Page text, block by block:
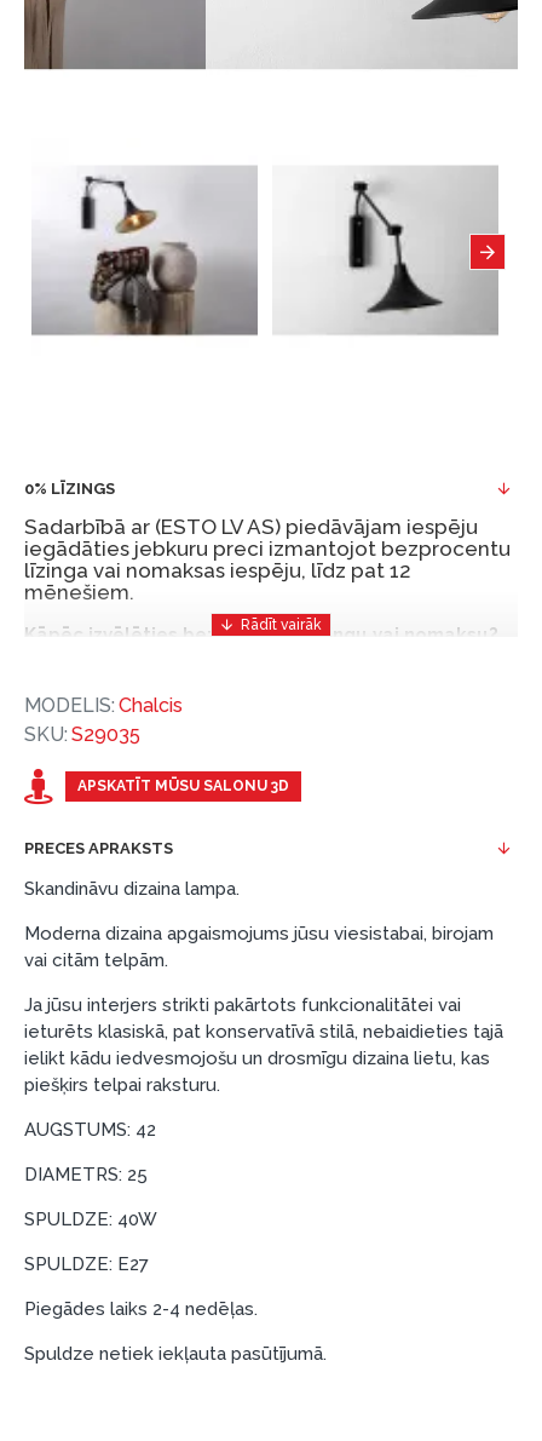
0% LĪZINGS
Sadarbībā ar (ESTO LV AS) piedāvājam iespēju
iegādāties jebkuru preci izmantojot bezprocentu
līzinga vai nomaksas iespēju, līdz pat 12
mēnešiem.
Kāpēc izvēlēties bezprocentu līzingu vai nomaksu?
un izdevīgs finansēšanas risinājums, lai iegādātos
vajadzīgās preces tulīt, bet par tām norēķinoties
vēlāk.
Ar ESTO iegūstiet bezprocentu līzinga vai nomaksas
termiņu līdz 12 mēnešiem.
Piemērs: Preces cena 300 €, termiņš: 12 mēneši,
pirmā iemaksa: 0 €, ikmēneša maksājums: 25 €,
kopējā pārmaksa: 0 €.
Līzingu un nomaksu varat noformēt arī apmeklējot mūsu
salonu Dārzciema ielā 91, Rīga, Latvija.
Dokumentu prasības:
ESTO LV AS (Dokumentu noformēšanai
eID mobile, ESTO konts vai banka Swedbank,
Luminor, SEB vai Citadele).
kura ir norādīta kredīta saņemšanas līgumā.
Papildu informācija:
APSKATĪT MŪSU SALONU 3D
PRECES APRAKSTS
Skandināvu dizaina lampa.
Moderna dizaina apgaismojums jūsu viesistabai, birojam
vai citām telpām.
Ja jūsu interjers strikti pakārtots funkcionalitātei vai
ieturēts klasiskā, pat konservatīvā stilā, nebaidieties tajā
ielikt kādu iedvesmojošu un drosmīgu dizaina lietu, kas
piešķirs telpai raksturu.
AUGSTUMS: 42
DIAMETRS: 25
SPULDZE: 40W
SPULDZE: E27
Piegādes laiks 2-4 nedēļas.
Spuldze netiek iekļauta pasūtījumā.
MODELIS: Chalcis
SKU: S29035